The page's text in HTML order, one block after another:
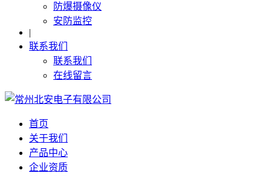
防爆摄像仪
安防监控
|
联系我们
联系我们
在线留言
首页
关于我们
产品中心
企业资质